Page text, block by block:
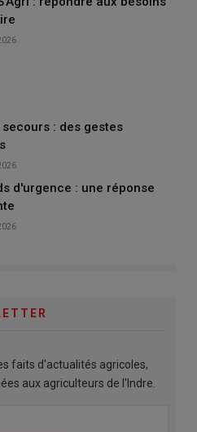
: des gestes
d'urgence : une réponse
faits d'actualités agricoles,
aux agriculteurs de l'Indre.